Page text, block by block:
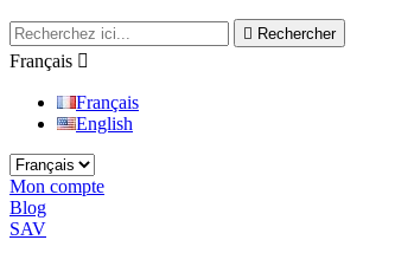
 Rechercher
Français 
Français
English
Mon compte
Blog
SAV